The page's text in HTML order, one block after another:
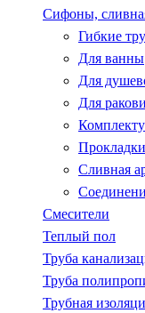
Сифоны,
Гибкие
Для ванны
Для
Для
Сливная
Смесители
Теплый пол
Труба
Труба
Трубная